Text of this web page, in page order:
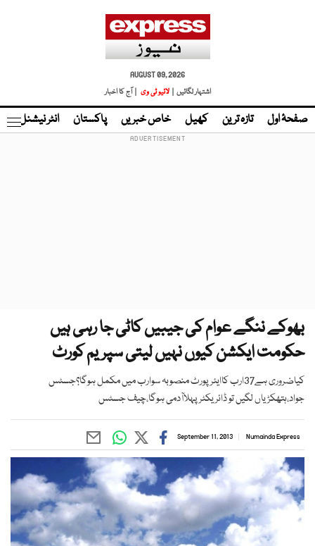
AUGUST 09, 2026
اشتہار لگائیں |
لائیو ٹی وی | آج کا اخبار
صفحۂ اول تازہ ترین کھیل خاص خبریں پاکستان انٹر نیشنل
بھوکے ننگے عوام کی جیبیں کاٹی جا رہی ہیں
حکومت ایکشن کیوں نہیں لیتی سپریم کورٹ
کیاضروری ہے37ارب کاایئرپورٹ منصوبہ سوارب میں مکمل ہوگا؟جسٹس
جواد،ہتھکڑیاں لگیں تو ڈائریکٹرپہلاآدمی ہوگا،چیف جسٹس
Numainda Express
September 11, 2013